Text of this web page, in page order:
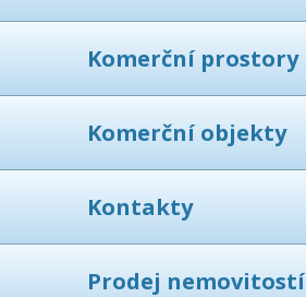
Komerční prostory
Komerční objekty
Kontakty
Prodej nemovitostí